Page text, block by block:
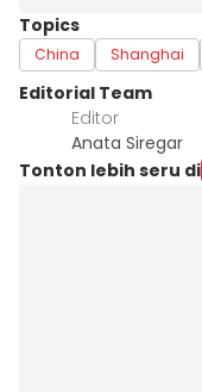
Topics
China Shanghai
Editorial Team
Editor
Anata Siregar
Tonton lebih seru di